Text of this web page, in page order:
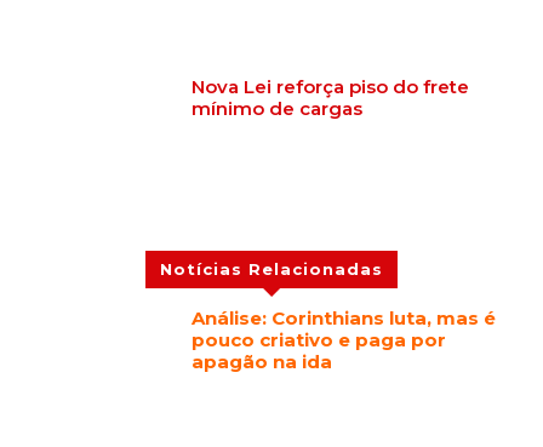
Nova Lei reforça piso do frete
mínimo de cargas
Notícias Relacionadas
Análise: Corinthians luta, mas é
pouco criativo e paga por
apagão na ida